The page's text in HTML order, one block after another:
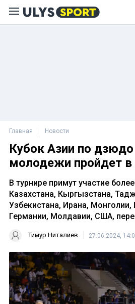
Главная Новости
Кубок Азии по
молодежи пройдет
В турнире примут участие
Казахстана, Кыргызстана,
Узбекистана, Ирана,
Германии, Молдавии, США,
Тимур Ниталиев 27.06.2024,